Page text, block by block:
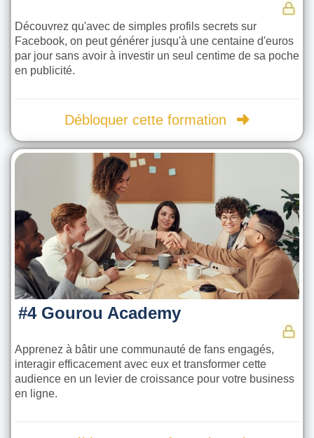
Découvrez qu'avec de simples profils secrets sur
Facebook, on peut générer jusqu'à une centaine d'euros
par jour sans avoir à investir un seul centime de sa poche
en publicité.
Débloquer cette formation
#4 Gourou Academy
Apprenez à bâtir une communauté de fans engagés,
interagir efficacement avec eux et transformer cette
audience en un levier de croissance pour votre business
en ligne.